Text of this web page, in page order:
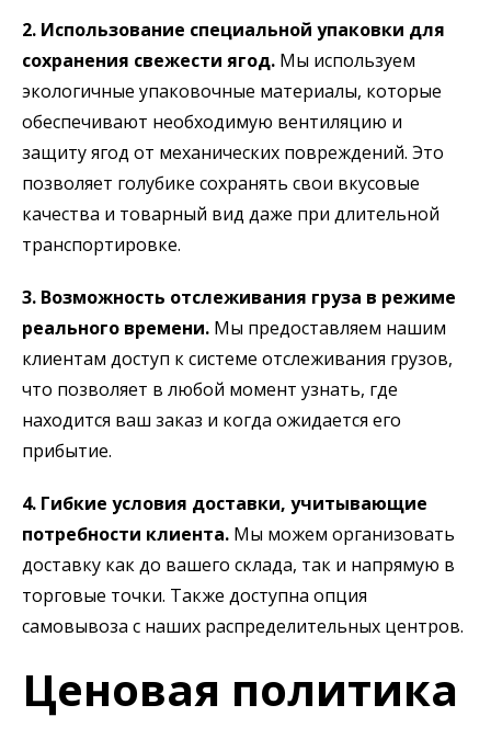
2. Использование специальной упаковки для
сохранения свежести ягод. Мы используем
экологичные упаковочные материалы, которые
обеспечивают необходимую вентиляцию и
защиту ягод от механических повреждений. Это
позволяет голубике сохранять свои вкусовые
качества и товарный вид даже при длительной
транспортировке.
3. Возможность отслеживания груза в режиме
реального времени. Мы предоставляем нашим
клиентам доступ к системе отслеживания грузов,
что позволяет в любой момент узнать, где
находится ваш заказ и когда ожидается его
прибытие.
4. Гибкие условия доставки, учитывающие
потребности клиента. Мы можем организовать
доставку как до вашего склада, так и напрямую в
торговые точки. Также доступна опция
самовывоза с наших распределительных центров.
Ценовая политика